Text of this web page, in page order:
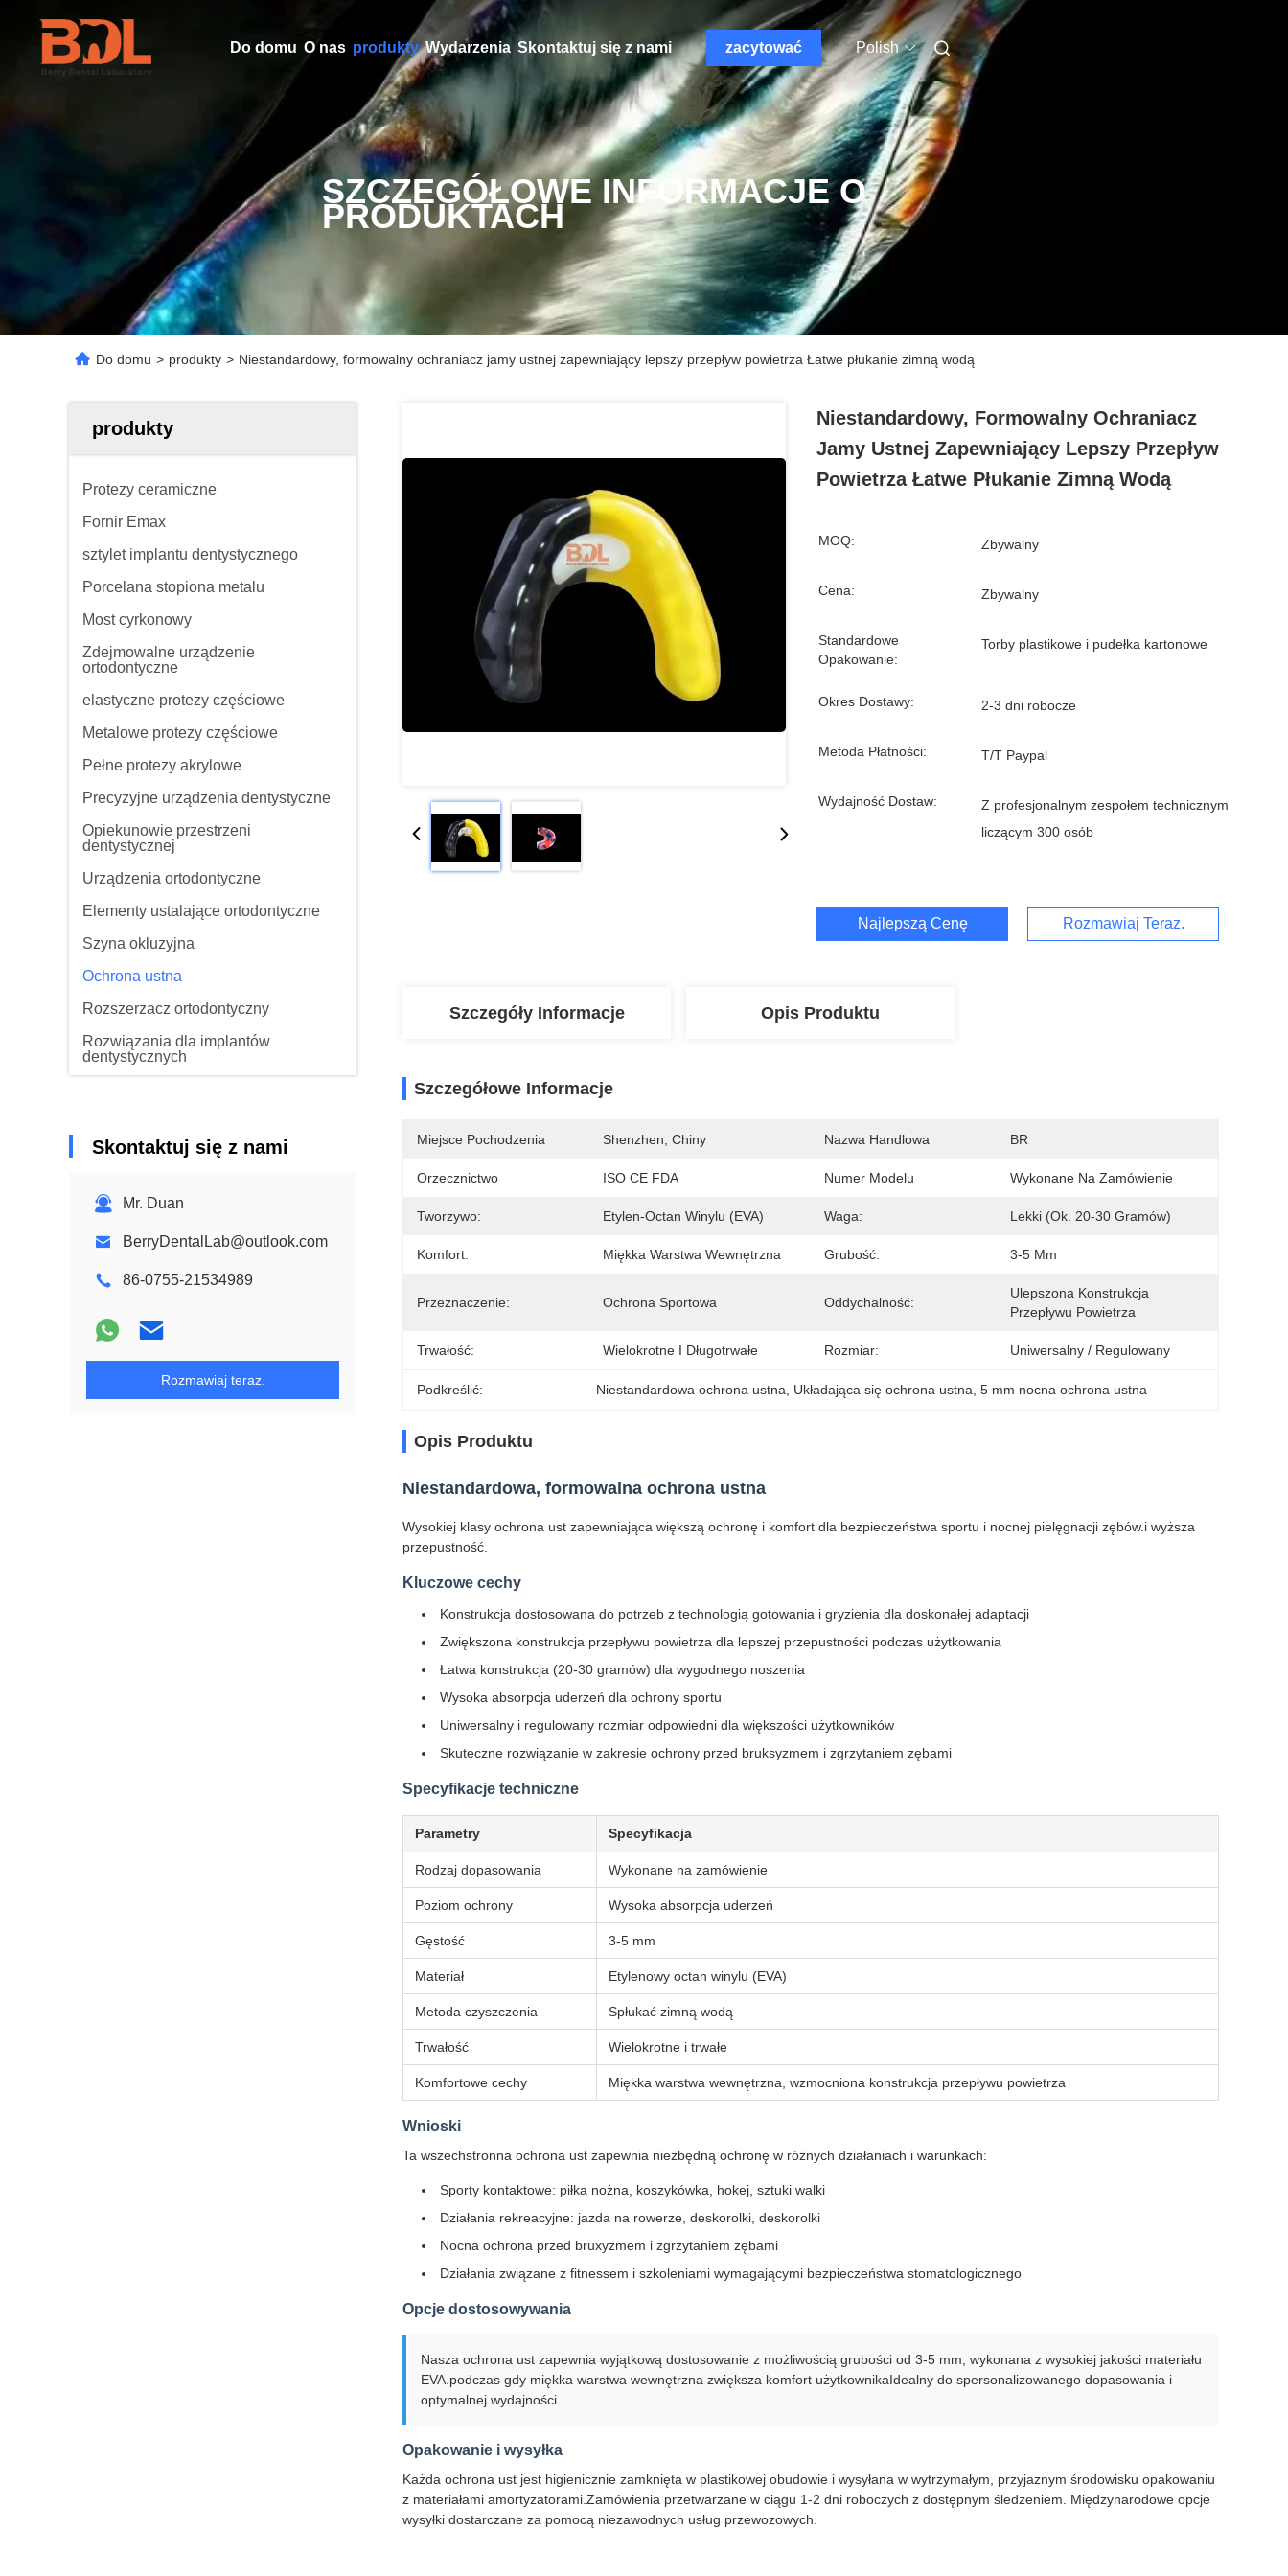
Do domu O nas produkty Wydarzenia Skontaktuj się z nami zacytować Polish
SZCZEGÓŁOWE INFORMACJE O
PRODUKTACH
Do domu > produkty > Niestandardowy, formowalny ochraniacz jamy ustnej zapewniający lepszy przepływ powietrza Łatwe płukanie zimną wodą
produkty
Protezy ceramiczne
Fornir Emax
sztylet implantu dentystycznego
Porcelana stopiona metalu
Most cyrkonowy
Zdejmowalne urządzenie
ortodontyczne
elastyczne protezy częściowe
Metalowe protezy częściowe
Pełne protezy akrylowe
Precyzyjne urządzenia dentystyczne
Opiekunowie przestrzeni
dentystycznej
Urządzenia ortodontyczne
Elementy ustalające ortodontyczne
Szyna okluzyjna
Ochrona ustna
Rozszerzacz ortodontyczny
Rozwiązania dla implantów
dentystycznych
Skontaktuj się z nami
Mr. Duan
BerryDentalLab@outlook.com
86-0755-21534989
Rozmawiaj teraz.
Niestandardowy, Formowalny Ochraniacz
Jamy Ustnej Zapewniający Lepszy Przepływ
Powietrza Łatwe Płukanie Zimną Wodą
MOQ: Zbywalny
Cena: Zbywalny
Standardowe
Opakowanie:
Torby plastikowe i pudełka kartonowe
Okres Dostawy: 2-3 dni robocze
Metoda Płatności: T/T Paypal
Wydajność Dostaw:
Z profesjonalnym zespołem technicznym
liczącym 300 osób
Najlepszą Cenę Rozmawiaj Teraz.
Szczegóły Informacje Opis Produktu
Szczegółowe Informacje
Miejsce Pochodzenia Shenzhen, Chiny Nazwa Handlowa BR
Orzecznictwo ISO CE FDA Numer Modelu Wykonane Na Zamówienie
Tworzywo: Etylen-Octan Winylu (EVA) Waga: Lekki (ok. 20-30 Gramów)
Komfort: Miękka Warstwa Wewnętrzna Grubość: 3-5 Mm
Przeznaczenie: Ochrona Sportowa Oddychalność:
Ulepszona Konstrukcja
Przepływu Powietrza
Trwałość: Wielokrotne I Długotrwałe Rozmiar: Uniwersalny / Regulowany
Podkreślić: Niestandardowa ochrona ustna Układająca się ochrona ustna , 5 mm nocna ochrona ustna
Opis Produktu
Niestandardowa, formowalna ochrona ustna
Wysokiej klasy ochrona ust zapewniająca większą ochronę i komfort dla bezpieczeństwa sportu i nocnej pielęgnacji zębów.i wyższa
przepustność.
Kluczowe cechy
Konstrukcja dostosowana do potrzeb z technologią gotowania i gryzienia dla doskonałej adaptacji
Zwiększona konstrukcja przepływu powietrza dla lepszej przepustności podczas użytkowania
Łatwa konstrukcja (20-30 gramów) dla wygodnego noszenia
Wysoka absorpcja uderzeń dla ochrony sportu
Uniwersalny i regulowany rozmiar odpowiedni dla większości użytkowników
Skuteczne rozwiązanie w zakresie ochrony przed bruksyzmem i zgrzytaniem zębami
Specyfikacje techniczne
Parametry Specyfikacja
Rodzaj dopasowania Wykonane na zamówienie
Poziom ochrony Wysoka absorpcja uderzeń
Gęstość 3-5 mm
Materiał Etylenowy octan winylu (EVA)
Metoda czyszczenia Spłukać zimną wodą
Trwałość Wielokrotne i trwałe
Komfortowe cechy Miękka warstwa wewnętrzna, wzmocniona konstrukcja przepływu powietrza
Wnioski
Ta wszechstronna ochrona ust zapewnia niezbędną ochronę w różnych działaniach i warunkach:
Sporty kontaktowe: piłka nożna, koszykówka, hokej, sztuki walki
Działania rekreacyjne: jazda na rowerze, deskorolki, deskorolki
Nocna ochrona przed bruxyzmem i zgrzytaniem zębami
Działania związane z fitnessem i szkoleniami wymagającymi bezpieczeństwa stomatologicznego
Opcje dostosowywania
Nasza ochrona ust zapewnia wyjątkową dostosowanie z możliwością grubości od 3-5 mm, wykonana z wysokiej jakości materiału
EVA.podczas gdy miękka warstwa wewnętrzna zwiększa komfort użytkownikaIdealny do spersonalizowanego dopasowania i
optymalnej wydajności.
Opakowanie i wysyłka
Każda ochrona ust jest higienicznie zamknięta w plastikowej obudowie i wysyłana w wytrzymałym, przyjaznym środowisku opakowaniu
z materiałami amortyzatorami.Zamówienia przetwarzane w ciągu 1-2 dni roboczych z dostępnym śledzeniem. Międzynarodowe opcje
wysyłki dostarczane za pomocą niezawodnych usług przewozowych.